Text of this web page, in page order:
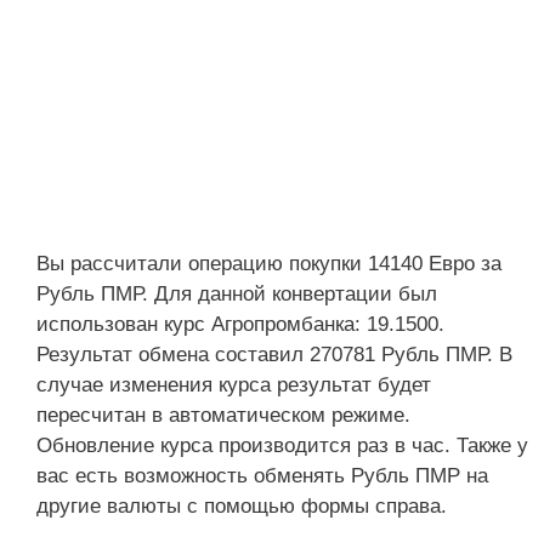
Вы рассчитали операцию покупки 14140 Евро за
Рубль ПМР. Для данной конвертации был
использован курс Агропромбанка: 19.1500.
Результат обмена составил 270781 Рубль ПМР. В
случае изменения курса результат будет
пересчитан в автоматическом режиме.
Обновление курса производится раз в час. Также у
вас есть возможность обменять Рубль ПМР на
другие валюты с помощью формы справа.